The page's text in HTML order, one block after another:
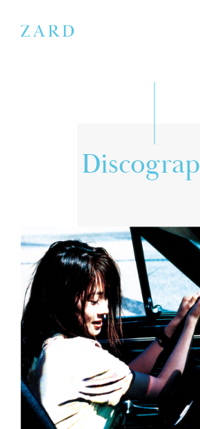
Discograp